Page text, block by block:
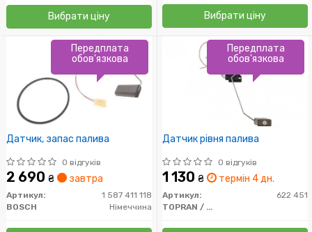
Вибрати ціну Вибрати ціну
Датчик, запас палива
0 відгуків
2 690 ₴ завтра
Артикул:
1 587 411 118
BOSCH
Німеччина
Передплата
обов'язкова
Датчик рівня палива
0 відгуків
1 130 ₴ термін 4 дн.
Артикул:
622 451
TOPRAN / HANS PRIES
Передплата
обов'язкова